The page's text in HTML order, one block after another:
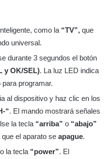
como la “TV”, que
universal.
durante 3 segundos el botón
y OK/SEL). La luz LED indica
programar.
al dispositivo y haz clic en los
“. El mando mostrará señales
la tecla “arriba” o “abajo”
el aparato se apague.
la tecla “power”. El